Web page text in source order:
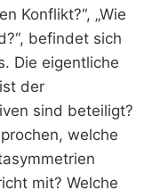
Konflikt?“, „Wie
befindet sich
Die eigentliche
der
sind beteiligt?
welche
mit? Welche